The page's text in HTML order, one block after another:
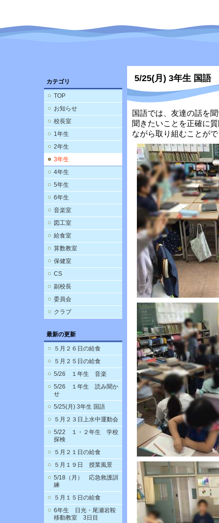
カテゴリ
TOP
お知らせ
校長室
1年生
2年生
3年生
4年生
5年生
6年生
音楽室
図工室
給食室
算数教室
保健室
CS
副校長
委員会
クラブ
最新の更新
５月２６日の給食
５月２５日の給食
5/26 １年生 音楽
5/26 １年生 読み聞か
せ
5/25(月) 3年生 国語
５月２３日上水中運動会
5/22 １・２年生 学校
探検
５月２１日の給食
５月１９日 授業風景
5/18（月） 応急救護訓
練
５月１５日の給食
6年生 日光・尾瀬岩鞍
移動教室 3日目
5/25(月) 3年生 国語
国語では、友達の話を
聞きたいことを正確に
ながら取り組むことが